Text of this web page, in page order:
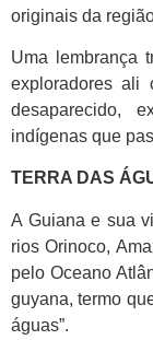
originais da
Uma lembrança
exploradores ali
desaparecido,
indígenas que
TERRA DAS
A Guiana e sua
rios Orinoco,
pelo Oceano
guyana, termo
águas”.